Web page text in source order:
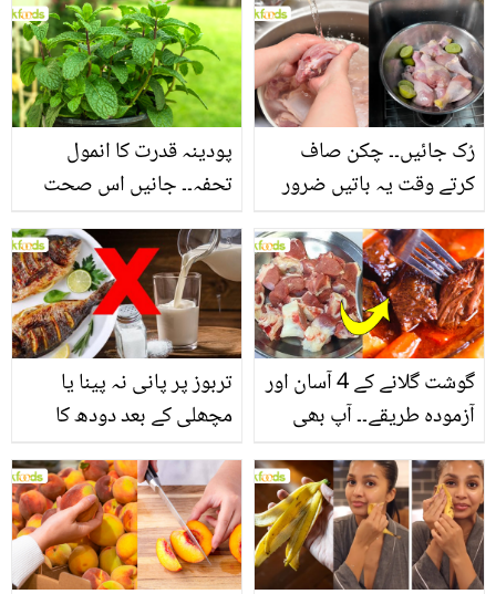
منرلز اور اینٹی آکسیڈنٹس
سے بھرپور اس سبزی کے
فائدے
بنانے کے چند قدرتی طریقے
پودینہ قدرت کا انمول
تحفہ۔۔ جانیں اس صحت
انگیز طبی فوائد
رُک جائیں۔۔ چکن صاف
کرتے وقت یہ باتیں ضرور
تربوز پر پانی نہ پینا یا
مچھلی کے بعد دودھ کا
سے متعلق غلط فہمیوں کی
حقیقت کیا ہے اور افواہ
کیا؟
گوشت گلانے کے 4 آسان اور
آزمودہ طریقے۔۔ آپ بھی
بتائے راز